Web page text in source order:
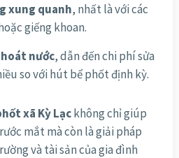
xung quanh, nhất là với các
giếng khoan.
nước, dẫn đến chi phí sửa
so với hút bể phốt định kỳ.
xã Kỳ Lạckhông chỉ giúp
mắt mà còn là giải pháp
và tài sản của gia đình